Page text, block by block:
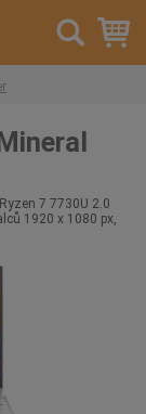
7 7730U 2.0
1920 x 1080 px,